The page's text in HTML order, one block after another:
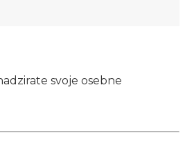
svoje osebne